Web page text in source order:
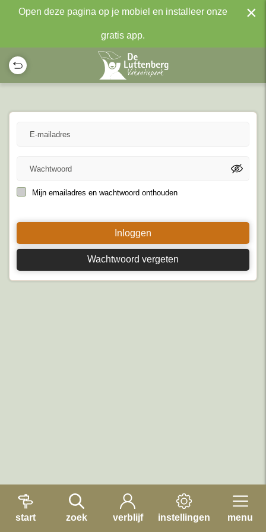
Open deze pagina op je mobiel en installeer onze
gratis app.
×
Mijn emailadres en wachtwoord onthouden
Wachtwoord vergeten
Inloggen
start zoek verblijf instellingen menu